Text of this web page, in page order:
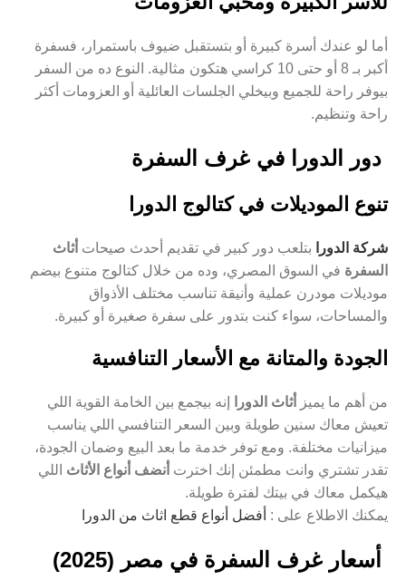
أما لو عندك أسرة كبيرة أو بتستقبل ضيوف باستمرار، فسفرة
أكبر بـ 8 أو حتى 10 كراسي هتكون مثالية. النوع ده من السفر
بيوفر راحة للجميع وبيخلي الجلسات العائلية أو العزومات أكثر
راحة وتنظيم.
دور الدورا في غرف السفرة
تنوع الموديلات في كتالوج الدورا
شركة الدورا بتلعب دور كبير في تقديم أحدث صيحات أثاث
السفرة في السوق المصري، وده من خلال كتالوج متنوع بيضم
موديلات مودرن عملية وأنيقة تناسب مختلف الأذواق
والمساحات، سواء كنت بتدور على سفرة صغيرة أو كبيرة.
الجودة والمتانة مع الأسعار التنافسية
من أهم ما يميز أثاث الدورا
إنه بيجمع بين الخامة القوية اللي
تعيش معاك سنين طويلة وبين السعر التنافسي اللي يناسب
ميزانيات مختلفة. ومع توفر خدمة ما بعد البيع وضمان الجودة،
تقدر تشتري وانت مطمئن إنك اخترت أنضف أنواع الأثاث اللي
هيكمل معاك في بيتك لفترة طويلة.
يمكنك الاطلاع على : أفضل أنواع قطع اثاث من الدورا
أسعار غرف السفرة في مصر (2025)